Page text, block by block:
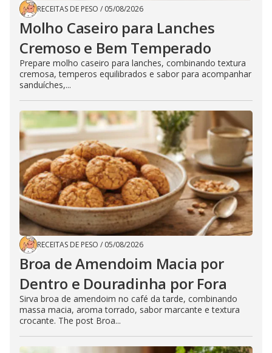
RECEITAS DE PESO / 05/08/2026
Molho Caseiro para Lanches
Cremoso e Bem Temperado
Prepare molho caseiro para lanches, combinando textura
cremosa, temperos equilibrados e sabor para acompanhar
sanduíches,...
RECEITAS DE PESO / 05/08/2026
Broa de Amendoim Macia por
Dentro e Douradinha por Fora
Sirva broa de amendoim no café da tarde, combinando
massa macia, aroma torrado, sabor marcante e textura
crocante. The post Broa...